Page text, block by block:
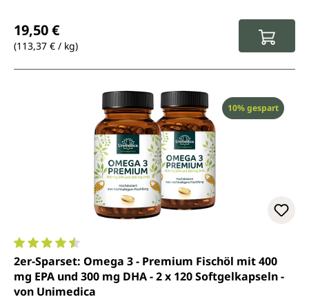
19,50 €
(113,37 € / kg)
Rabatt
10% gespart
Durchschnittliche Bewertung von 4.6 von 5 Sternen
2er-Sparset: Omega 3 - Premium Fischöl mit 400
mg EPA und 300 mg DHA - 2 x 120 Softgelkapseln -
von Unimedica